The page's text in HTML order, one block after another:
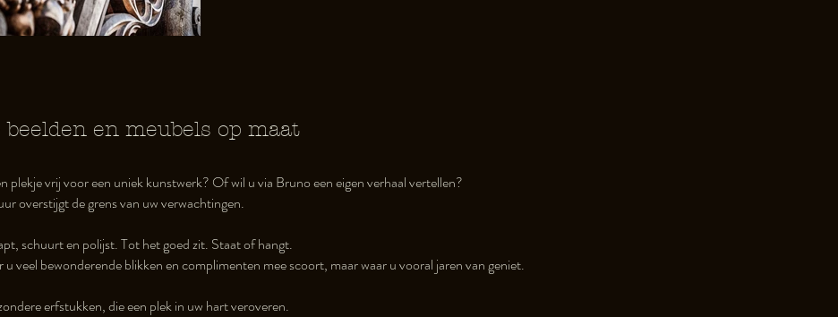
en meubels op maat
plekje vrij voor een uniek kunstwerk? Of wil u via Bruno een eigen verhaal vertellen?
overstijgt de grens van uw verwachtingen.
schuurt en polijst. Tot het goed zit. Staat of hangt.
veel bewonderende blikken en complimenten mee scoort, maar waar u vooral jaren van geniet.
erfstukken, die een plek in uw hart veroveren.